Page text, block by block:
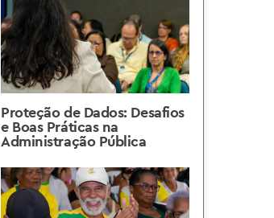
Proteção de Dados: Desafios
e Boas Práticas na
Administração Pública